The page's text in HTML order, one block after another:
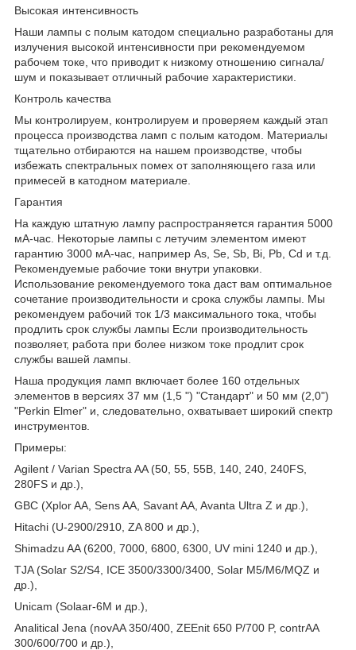
Высокая интенсивность
Наши лампы с полым катодом специально разработаны для
излучения высокой интенсивности при рекомендуемом
рабочем токе, что приводит к низкому отношению сигнала/
шум и показывает отличный рабочие характеристики.
Контроль качества
Мы контролируем, контролируем и проверяем каждый этап
процесса производства ламп с полым катодом. Материалы
тщательно отбираются на нашем производстве, чтобы
избежать спектральных помех от заполняющего газа или
примесей в катодном материале.
Гарантия
На каждую штатную лампу распространяется гарантия 5000
мА-час. Некоторые лампы с летучим элементом имеют
гарантию 3000 мА-час, например As, Se, Sb, Bi, Pb, Cd и т.д.
Рекомендуемые рабочие токи внутри упаковки.
Использование рекомендуемого тока даст вам оптимальное
сочетание производительности и срока службы лампы. Мы
рекомендуем рабочий ток 1/3 максимального тока, чтобы
продлить срок службы лампы Если производительность
позволяет, работа при более низком токе продлит срок
службы вашей лампы.
Наша продукция ламп включает более 160 отдельных
элементов в версиях 37 мм (1,5 ") "Стандарт" и 50 мм (2,0")
"Perkin Elmer" и, следовательно, охватывает широкий спектр
инструментов.
Примеры:
Agilent / Varian Spectra AA (50, 55, 55B, 140, 240, 240FS,
280FS и др.),
GBC (Xplor AA, Sens AA, Savant AA, Avanta Ultra Z и др.),
Hitachi (U-2900/2910, ZA 800 и др.),
Shimadzu AA (6200, 7000, 6800, 6300, UV mini 1240 и др.),
TJA (Solar S2/S4, ICE 3500/3300/3400, Solar M5/M6/MQZ и
др.),
Unicam (Solaar-6М и др.),
Analitical Jena (novAA 350/400, ZEEnit 650 P/700 P, contrAA
300/600/700 и др.),